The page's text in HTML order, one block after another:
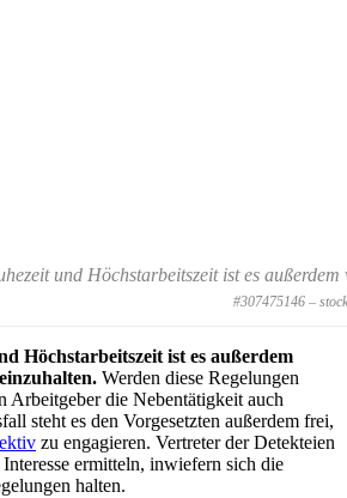
und Höchstarbeitszeit ist es
#307475146 –
Höchstarbeitszeit ist es außerdem
Werden diese Regelungen
Arbeitgeber die Nebentätigkeit auch
steht es den Vorgesetzten außerdem frei,
zu engagieren. Vertreter der Detekteien
ermitteln, inwiefern sich die
halten.